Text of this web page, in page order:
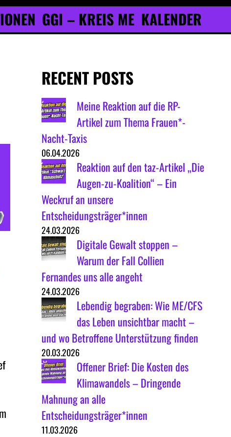
GGI – KREIS ME KALENDER
RECENT POSTS
Meine Reaktion auf die RP-
Artikel zum Thema Frauen*-
Nacht-Taxis
06.04.2026
Reaktion auf den taz-Artikel „Die
Augen-zu-Koalition“ – Ein
Weckruf an unsere
Entscheidungsträger*innen
24.03.2026
Digitale Gewalt stoppen –
Warum der Fall Collien
Fernandes uns alle angeht
24.03.2026
Lebendig begraben: Wie ME/CFS
das Leben unsichtbar macht –
und wo Betroffene Unterstützung finden
20.03.2026
Offener Brief: Die Kosten des
Klimawandels – Dringende
Mahnung an alle
Entscheidungsträger*innen
11.03.2026